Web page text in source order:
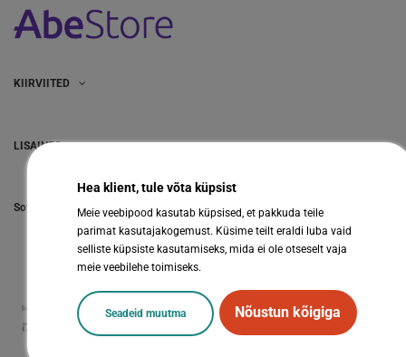
KIIRVIITED
LISAINFO
Hea klient, tule võta küpsist
Meie veebipood kasutab küpsised, et pakkuda teile
parimat kasutajakogemust. Küsime teilt eraldi luba vaid
selliste küpsiste kasutamiseks, mida ei ole otseselt vaja
meie veebilehe toimiseks.
Seadeid muutma Nõustun kõigiga
Sotsiaalmeedia